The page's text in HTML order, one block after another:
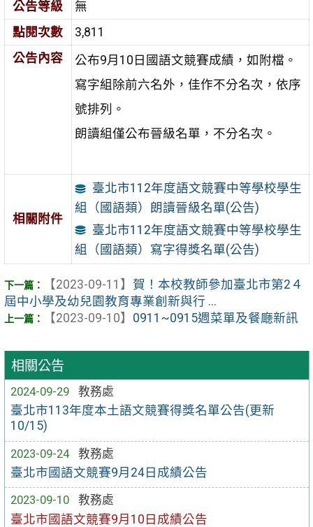
相關公告
2024-09-29
教務處
臺北市113年度本土語文競賽得獎名單公告(更新
10/15)
2023-09-24
教務處
臺北市國語文競賽9月24日成績公告
2023-09-10
教務處
臺北市國語文競賽9月10日成績公告
公告等級
無
點閱次數
3,811
公告內容
公布9月10日國語文競賽成績，如附檔。
寫字組除前六名外，佳作不分名次，依序
號排列。
朗讀組僅公布晉級名單，不分名次。
相關附件
臺北市112年度語文競賽中等學校學生
組（國語類）朗讀晉級名單(公告)
臺北市112年度語文競賽中等學校學生
組（國語類）寫字得獎名單(公告)
【2023-09-11】 賀！本校教師參加臺北市第2４
屆中小學及幼兒園教育專業創新與行 ...
【2023-09-10】 0911~0915週菜單及餐廰新訊